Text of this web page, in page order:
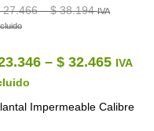
27.466 – $38.194 IVA
– $ 32.465 IVA
Impermeable Calibre